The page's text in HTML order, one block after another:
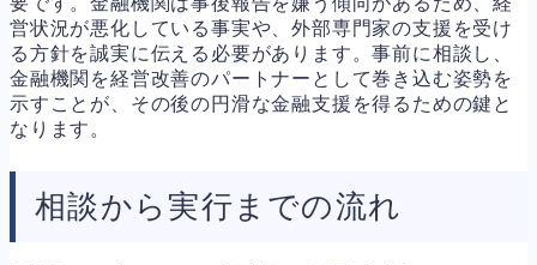
営状況が悪化している事実や、外部専門家の支援を受け
る方針を誠実に伝える必要があります。事前に相談し、
金融機関を経営改善のパートナーとして巻き込む姿勢を
示すことが、その後の円滑な金融支援を得るための鍵と
なります。
相談から実行までの流れ